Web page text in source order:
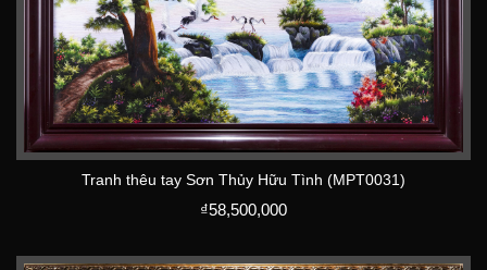
Tranh thêu tay Sơn Thủy Hữu Tình (MPT0031)
₫58,500,000